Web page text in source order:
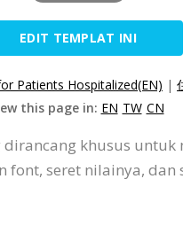
EDIT TEMPLAT INI
Patients Hospitalized(EN) |
this page in: EN TW CN
khusus
seret nilainya, dan